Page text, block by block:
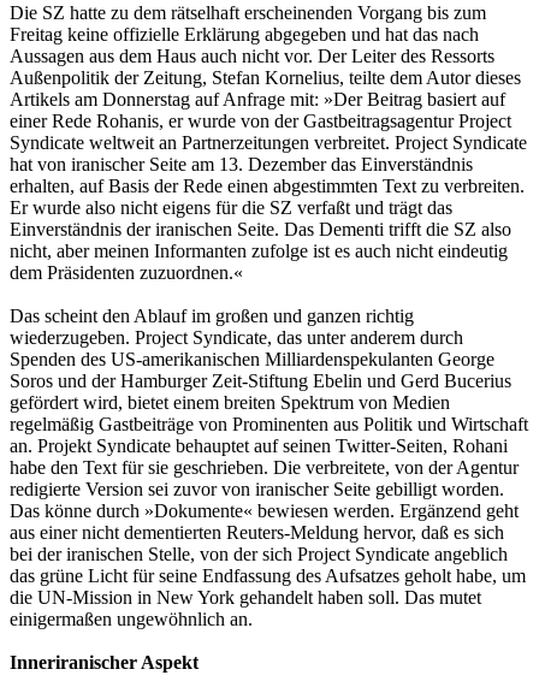
Die SZ hatte zu dem rätselhaft erscheinenden Vorgang bis zum
Freitag keine offizielle Erklärung abgegeben und hat das nach
Aussagen aus dem Haus auch nicht vor. Der Leiter des Ressorts
Außenpolitik der Zeitung, Stefan Kornelius, teilte dem Autor dieses
Artikels am Donnerstag auf Anfrage mit: »Der Beitrag basiert auf
einer Rede Rohanis, er wurde von der Gastbeitragsagentur Project
Syndicate weltweit an Partnerzeitungen verbreitet. Project Syndicate
hat von iranischer Seite am 13. Dezember das Einverständnis
erhalten, auf Basis der Rede einen abgestimmten Text zu verbreiten.
Er wurde also nicht eigens für die SZ verfaßt und trägt das
Einverständnis der iranischen Seite. Das Dementi trifft die SZ also
nicht, aber meinen Informanten zufolge ist es auch nicht eindeutig
dem Präsidenten zuzuordnen.«
Das scheint den Ablauf im großen und ganzen richtig
wiederzugeben. Project Syndicate, das unter anderem durch
Spenden des US-amerikanischen Milliardenspekulanten George
Soros und der Hamburger Zeit-Stiftung Ebelin und Gerd Bucerius
gefördert wird, bietet einem breiten Spektrum von Medien
regelmäßig Gastbeiträge von Prominenten aus Politik und Wirtschaft
an. Projekt Syndicate behauptet auf seinen Twitter-Seiten, Rohani
habe den Text für sie geschrieben. Die verbreitete, von der Agentur
redigierte Version sei zuvor von iranischer Seite gebilligt worden.
Das könne durch »Dokumente« bewiesen werden. Ergänzend geht
aus einer nicht dementierten Reuters-Meldung hervor, daß es sich
bei der iranischen Stelle, von der sich Project Syndicate angeblich
das grüne Licht für seine Endfassung des Aufsatzes geholt habe, um
die UN-Mission in New York gehandelt haben soll. Das mutet
einigermaßen ungewöhnlich an.
Inneriranischer Aspekt